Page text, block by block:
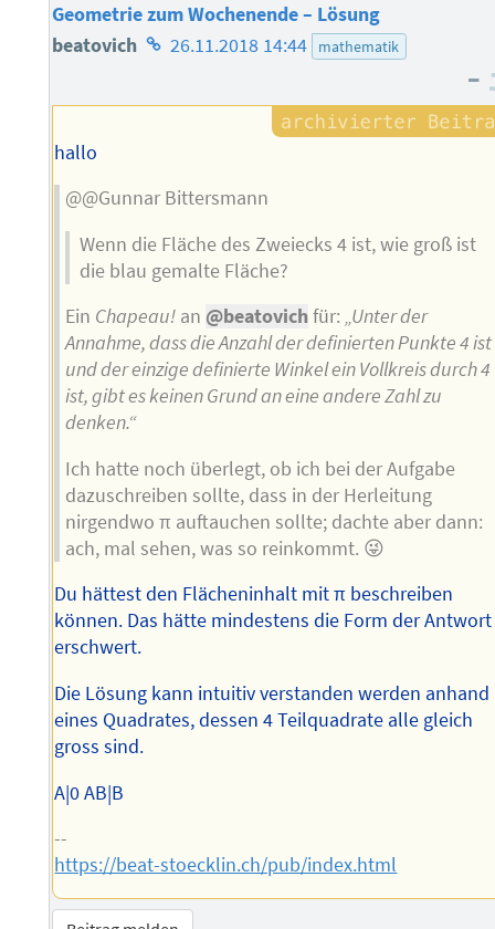
Geometrie zum Wochenende – Lösung
beatovich Homepage
Autors
26.11.2018 14:44 mathematik
–
hallo
@@Gunnar Bittersmann
Wenn die Fläche des Zweiecks 4 ist, wie groß ist
die blau gemalte Fläche?
Ein Chapeau! an @beatovichfür:„Unter der
Annahme, dass die Anzahl der definierten Punkte 4 ist
und der einzige definierte Winkel ein Vollkreis durch 4
ist, gibt es keinen Grund an eine andere Zahl zu
denken.“
Ich hatte noch überlegt, ob ich bei der Aufgabe
dazuschreiben sollte, dass in der Herleitung
nirgendwo π auftauchen sollte; dachte aber dann:
ach, mal sehen, was so reinkommt. 😜
Du hättest den Flächeninhalt mit π beschreiben
können. Das hätte mindestens die Form der Antwort
erschwert.
Die Lösung kann intuitiv verstanden werden anhand
eines Quadrates, dessen 4 Teilquadrate alle gleich
gross sind.
A|0 AB|B
--
https://beat-stoecklin.ch/pub/index.html